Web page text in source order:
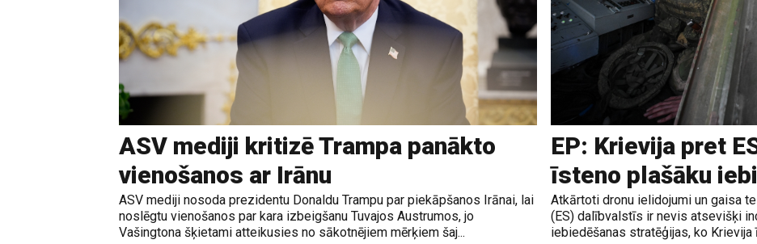
ASV mediji kritizē Trampa panākto
vienošanos ar Irānu
ASV mediji nosoda prezidentu Donaldu Trampu par piekāpšanos Irānai, lai
noslēgtu vienošanos par kara izbeigšanu Tuvajos Austrumos, jo
Vašingtona šķietami atteikusies no sākotnējiem mērķiem šaj...
EP: Krievija pret
īsteno plašāku
Atkārtoti dronu ielidojumi un gaisa
(ES) dalībvalstīs ir nevis atsevišķi
iebiedēšanas stratēģijas, ko Krievija